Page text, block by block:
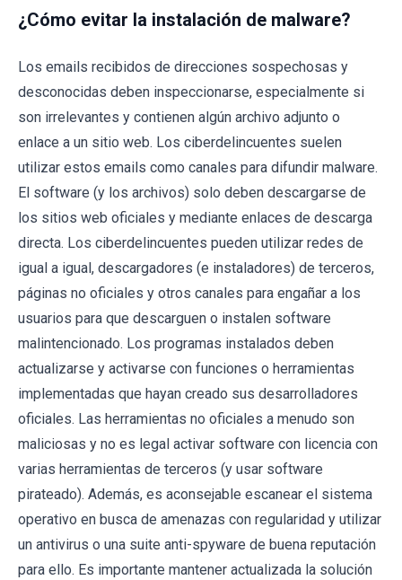
¿Cómo evitar la instalación de malware?
Los emails recibidos de direcciones sospechosas y
desconocidas deben inspeccionarse, especialmente si
son irrelevantes y contienen algún archivo adjunto o
enlace a un sitio web. Los ciberdelincuentes suelen
utilizar estos emails como canales para difundir malware.
El software (y los archivos) solo deben descargarse de
los sitios web oficiales y mediante enlaces de descarga
directa. Los ciberdelincuentes pueden utilizar redes de
igual a igual, descargadores (e instaladores) de terceros,
páginas no oficiales y otros canales para engañar a los
usuarios para que descarguen o instalen software
malintencionado. Los programas instalados deben
actualizarse y activarse con funciones o herramientas
implementadas que hayan creado sus desarrolladores
oficiales. Las herramientas no oficiales a menudo son
maliciosas y no es legal activar software con licencia con
varias herramientas de terceros (y usar software
pirateado). Además, es aconsejable escanear el sistema
operativo en busca de amenazas con regularidad y utilizar
un antivirus o una suite anti-spyware de buena reputación
para ello. Es importante mantener actualizada la solución